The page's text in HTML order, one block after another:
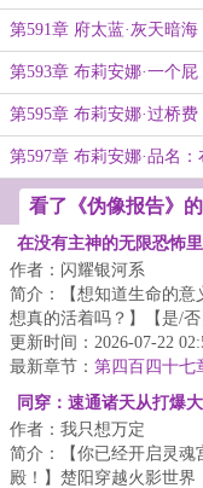
事
第591章 府太蓝·灰天暗海
第593章 布莉安娜·一个屁
第595章 布莉安娜·过桥费
第597章 布莉安娜·品名
看了《伪像报告》
在没有主神的无限恐怖
天
作者：闪耀银河系
简介：【想知道生命的意
想真的活着吗？】【是/
点下了是。“然后呢？”“然
存款就被...
更新时间：2026-07-22
最新章节： 第四百四十七
同穿：速通诸天从打爆
始
作者：我只想万定
简介：【你已经开启灵魂
殿！】楚阳穿越火影世界